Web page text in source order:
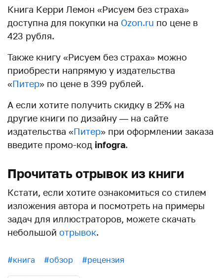
Книга Керри Лемон «Рисуем без страха»
доступна для покупки на Ozon.ru по цене в
423 рубля.
Также книгу «Рисуем без страха» можно
приобрести напрямую у издательства
«Питер» по цене в 399 рублей.
А если хотите получить скидку в 25% на
другие книги по дизайну — на сайте
издательства «Питер» при оформлении заказа
введите промо-код infogra.
Прочитать отрывок из книги
Кстати, если хотите ознакомиться со стилем
изложения автора и посмотреть на примеры
задач для иллюстраторов, можете скачать
небольшой отрывок.
#книга #обзор #рецензия